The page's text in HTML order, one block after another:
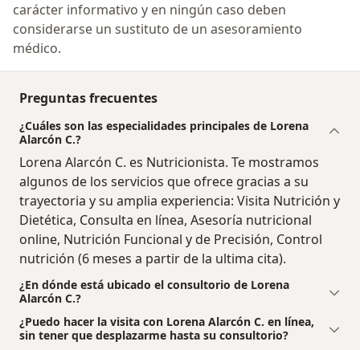
carácter informativo y en ningún caso deben
considerarse un sustituto de un asesoramiento
médico.
Preguntas frecuentes
¿Cuáles son las especialidades principales de Lorena
Alarcón C.?
Lorena Alarcón C. es Nutricionista. Te mostramos
algunos de los servicios que ofrece gracias a su
trayectoria y su amplia experiencia: Visita Nutrición y
Dietética, Consulta en línea, Asesoría nutricional
online, Nutrición Funcional y de Precisión, Control
nutrición (6 meses a partir de la ultima cita).
¿En dónde está ubicado el consultorio de Lorena
Alarcón C.?
¿Puedo hacer la visita con Lorena Alarcón C. en línea,
sin tener que desplazarme hasta su consultorio?